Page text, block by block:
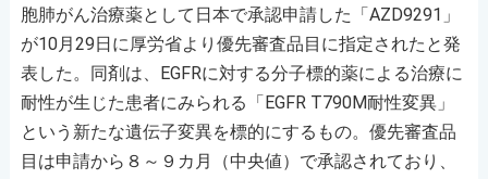
胞肺がん治療薬として日本で承認申請した「AZD9291」
が10月29日に厚労省より優先審査品目に指定されたと発
表した。同剤は、EGFRに対する分子標的薬による治療に
耐性が生じた患者にみられる「EGFR T790M耐性変異」
という新たな遺伝子変異を標的にするもの。優先審査品
目は申請から８～９カ月（中央値）で承認されており、